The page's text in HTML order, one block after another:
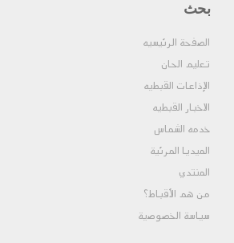
بحث
الصفحة الرئيسيه
تعليم الحان
الإذاعات القبطيه
الاخبار القبطيه
خدمه الشماس
الميديا المرئية
المنتدي
من هم الأقباط؟‎
سياسة الخصوصية